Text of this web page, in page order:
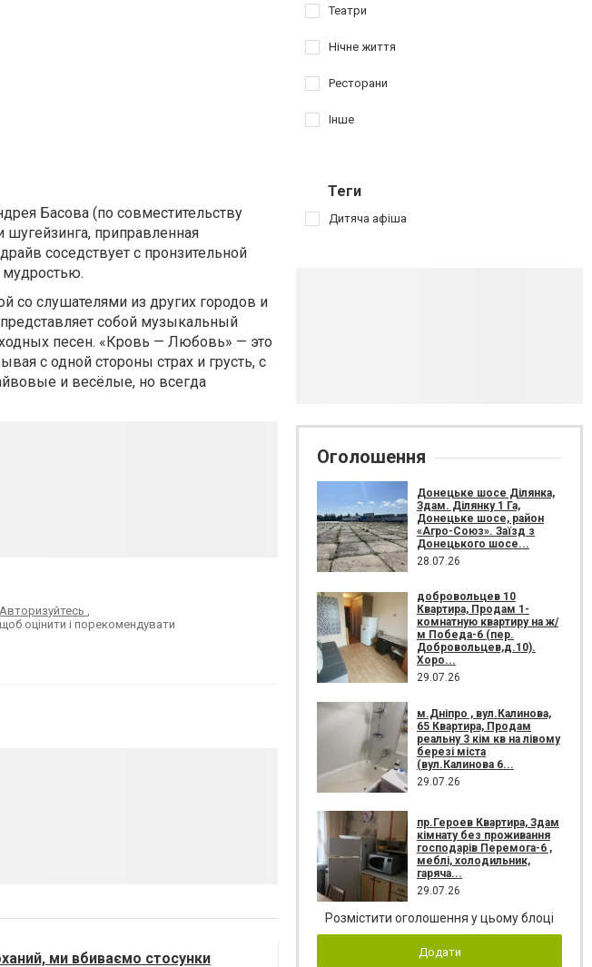
Басова (по совместительству
приправленная
соседствует с пронзительной
со слушателями из других городов и
собой музыкальный
песен. «Кровь — Любовь» — это
с одной стороны страх и грусть, с
и весёлые, но всегда
Авторизуйтесь,
щоб оцінити і порекомендувати
ми вбиваємо стосунки
Театри
Нічне життя
Ресторани
Інше
Теги
Дитяча афіша
Оголошення
Донецьке шосе Ділянка,
Здам. Ділянку 1 Га,
Донецьке шосе, район
«Агро-Союз». Заїзд з
Донецького шосе...
28.07.26
добровольцев 10
Квартира, Продам 1-
комнатную квартиру на ж/
м Победа-6 (пер.
Добровольцев,д.10).
Хоро...
29.07.26
м.Дніпро , вул.Калинова,
65 Квартира, Продам
реальну 3 кім кв на лівому
березі міста
(вул.Калинова 6...
29.07.26
пр.Героев Квартира, Здам
кімнату без проживання
господарів Перемога-6 ,
меблі, холодильник,
гаряча...
29.07.26
Розмістити оголошення у цьому блоці
Додати